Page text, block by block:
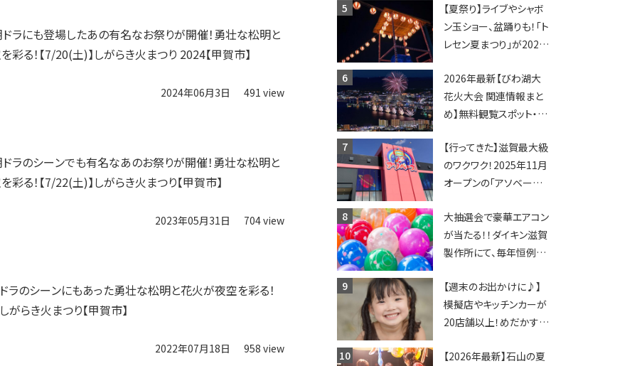
ラにも登場したあの有名なお祭りが開催！勇壮な松明と
彩る！【7/20(土)】しがらき火まつり 2024【甲賀市】
2024年06月3日 491 view
ラのシーンでも有名なあのお祭りが開催！勇壮な松明と
彩る！【7/22(土)】しがらき火まつり【甲賀市】
2023年05月31日 704 view
ラのシーンにもあった勇壮な松明と花火が夜空を彩る！
がらき火まつり【甲賀市】
2022年07月18日 958 view
マーケットも登場♪
【夏祭り】ライブやシャボ
ン玉ショー、盆踊りも！「ト
レセン夏まつり」が2026
2026年最新【びわ湖大
花火大会 関連情報まと
め】無料観覧スポット・同
ップ・交通規制に近隣施
設の駐車場情報なども
要チェック★
【行ってきた】滋賀最大級
のワクワク！2025年11月
オープンの「アソベース
レーンゲームで青果や日
用品までゲットできる新
スポット！
大抽選会で豪華エアコン
が当たる！！ダイキン滋賀
製作所にて、毎年恒例
日】
【週末のお出かけに♪】
模擬店やキッチンカーが
20店舗以上！めだかすく
ソングライターによるライ
【2026年最新】石山の夏